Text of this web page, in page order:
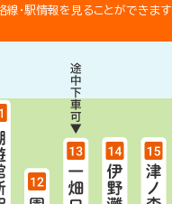
線･駅情報を見ることができます